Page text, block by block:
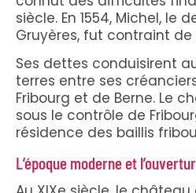
siècle. En 1554, Michel, le
Gruyères, fut contraint
Ses dettes conduisirent
terres entre ses
Fribourg et de Berne. Le
sous le contrôle de
résidence des baillis
L’époque moderne et